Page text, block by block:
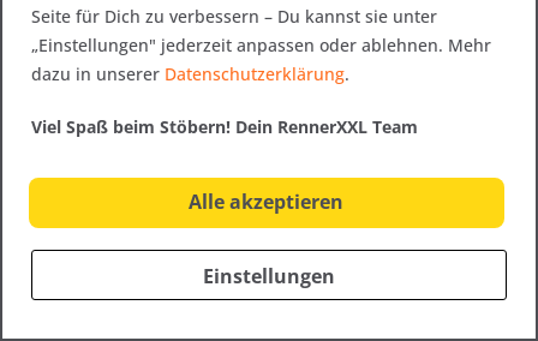
klassisches Polar-Fleece, trocknet aber schneller
und lässt sich kleiner zusammenpacken. Ideal als
erste Wärmeschicht.
Was ist der Unterschied zwischen
Fleece ist eine reine Wärmeschicht ohne
Wetterschutz. Softshell ist winddicht und leicht
wasserabweisend, dafür etwas weniger
atmungsaktiv. Fleece wird im Zwiebelprinzip als
Seite für Dich zu verbessern – Du kannst sie unter
„Einstellungen" jederzeit anpassen oder ablehnen. Mehr
dazu in unserer Datenschutzerklärung.
Viel Spaß beim Stöbern! Dein RennerXXL Team
Alle akzeptieren
Einstellungen